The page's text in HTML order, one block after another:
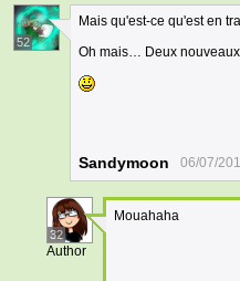
52
Mais qu'est-ce qu'est en
Oh mais… Deux
Sandymoon 06/07/
32
Author
Mouahaha